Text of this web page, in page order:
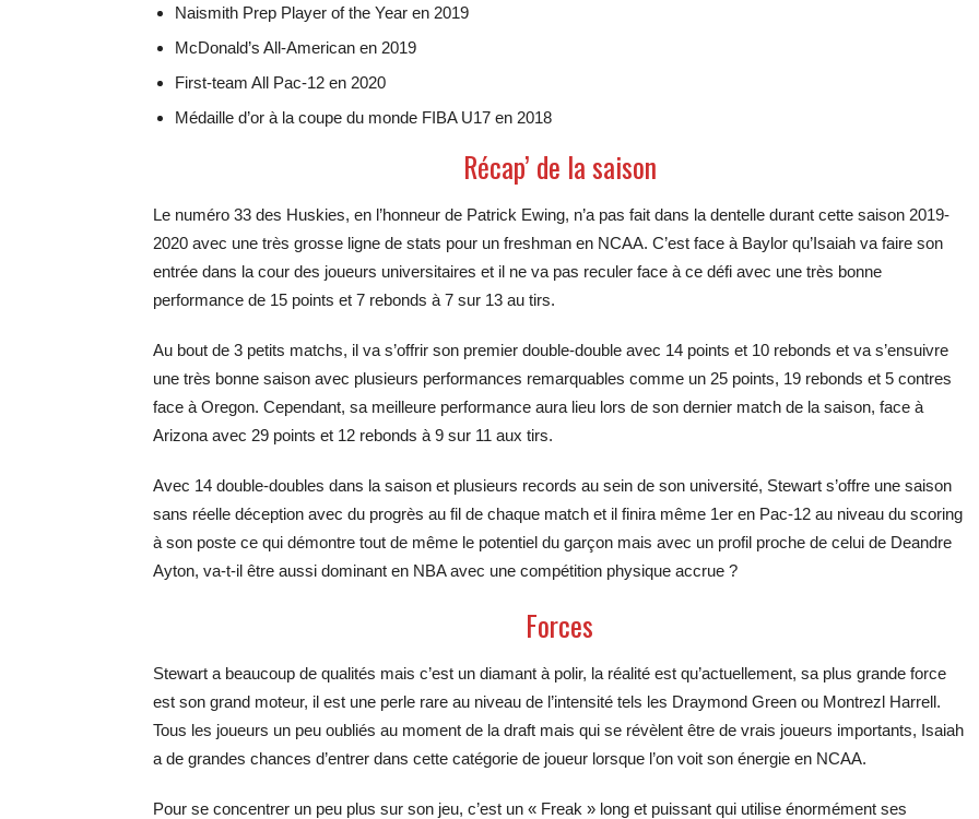
Naismith Prep Player of the Year en 2019
McDonald’s All-American en 2019
First-team All Pac-12 en 2020
Médaille d’or à la coupe du monde FIBA U17 en 2018
Récap’ de la saison
Le numéro 33 des Huskies, en l’honneur de Patrick Ewing, n’a pas fait dans la dentelle durant cette saison 2019-
2020 avec une très grosse ligne de stats pour un freshman en NCAA. C’est face à Baylor qu’Isaiah va faire son
entrée dans la cour des joueurs universitaires et il ne va pas reculer face à ce défi avec une très bonne
performance de 15 points et 7 rebonds à 7 sur 13 au tirs.
Au bout de 3 petits matchs, il va s’offrir son premier double-double avec 14 points et 10 rebonds et va s’ensuivre
une très bonne saison avec plusieurs performances remarquables comme un 25 points, 19 rebonds et 5 contres
face à Oregon. Cependant, sa meilleure performance aura lieu lors de son dernier match de la saison, face à
Arizona avec 29 points et 12 rebonds à 9 sur 11 aux tirs.
Avec 14 double-doubles dans la saison et plusieurs records au sein de son université, Stewart s’offre une saison
sans réelle déception avec du progrès au fil de chaque match et il finira même 1er en Pac-12 au niveau du scoring
à son poste ce qui démontre tout de même le potentiel du garçon mais avec un profil proche de celui de Deandre
Ayton, va-t-il être aussi dominant en NBA avec une compétition physique accrue ?
Forces
Stewart a beaucoup de qualités mais c’est un diamant à polir, la réalité est qu’actuellement, sa plus grande force
est son grand moteur, il est une perle rare au niveau de l’intensité tels les Draymond Green ou Montrezl Harrell.
Tous les joueurs un peu oubliés au moment de la draft mais qui se révèlent être de vrais joueurs importants, Isaiah
a de grandes chances d’entrer dans cette catégorie de joueur lorsque l’on voit son énergie en NCAA.
Pour se concentrer un peu plus sur son jeu, c’est un « Freak » long et puissant qui utilise énormément ses